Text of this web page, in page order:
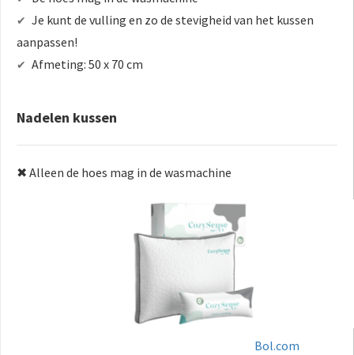
✔ Je kunt de vulling en zo de stevigheid van het kussen
aanpassen!
✔ Afmeting: 50 x 70 cm
Nadelen kussen
✖ Alleen de hoes mag in de wasmachine
Bol.com